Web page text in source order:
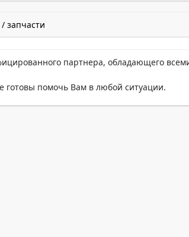
запчасти
партнера, обладающего
помочь Вам в любой ситуации.